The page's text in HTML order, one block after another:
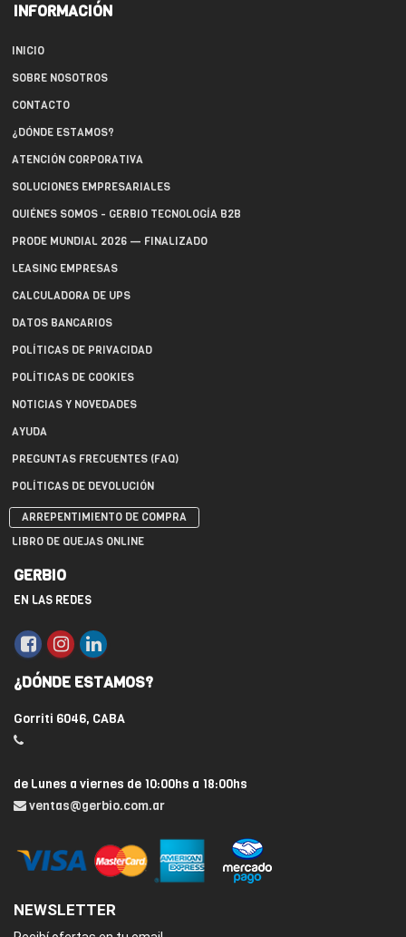
INFORMACIÓN
INICIO
SOBRE NOSOTROS
CONTACTO
¿DÓNDE ESTAMOS?
ATENCIÓN CORPORATIVA
SOLUCIONES EMPRESARIALES
QUIÉNES SOMOS - GERBIO TECNOLOGÍA B2B
PRODE MUNDIAL 2026 — FINALIZADO
LEASING EMPRESAS
CALCULADORA DE UPS
DATOS BANCARIOS
POLÍTICAS DE PRIVACIDAD
POLÍTICAS DE COOKIES
NOTICIAS Y NOVEDADES
AYUDA
PREGUNTAS FRECUENTES (FAQ)
POLÍTICAS DE DEVOLUCIÓN
ARREPENTIMIENTO DE COMPRA
LIBRO DE QUEJAS ONLINE
GERBIO
EN LAS REDES
¿DÓNDE ESTAMOS?
Gorriti 6046, CABA
de Lunes a viernes de 10:00hs a 18:00hs
ventas@gerbio.com.ar
NEWSLETTER